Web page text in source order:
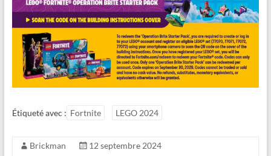
Étiqueté avec : Fortnite LEGO 2024
Brickman
12 septembre 2024